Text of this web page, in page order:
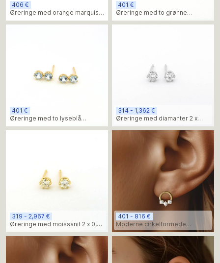
406 €
Øreringe med orange marquise
citrin
401 €
Øreringe med to grønne
peridotsten
401 €
Øreringe med to lyseblå
topassten
314 - 1,362 €
Øreringe med diamanter 2 x
0,25 ct
319 - 2,967 €
Øreringe med moissanit 2 x 0,50
ct
401 - 816 €
Moderne cirkelformede
diamantøreringe